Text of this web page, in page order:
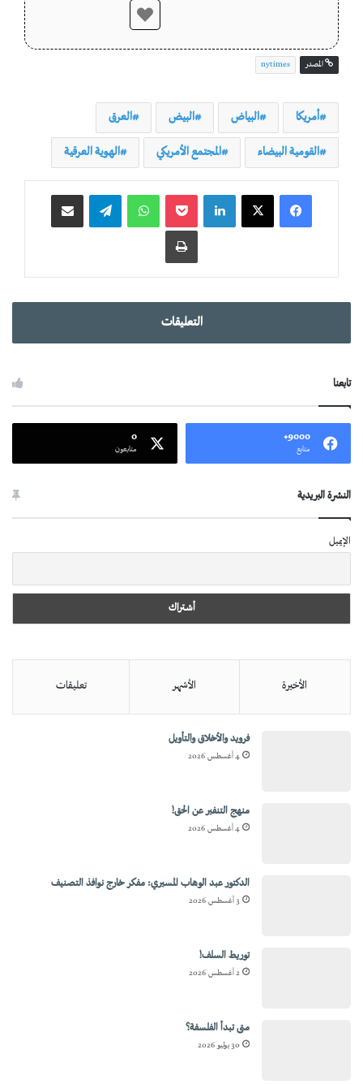
المصدر nytimes
أمريكا البياض البيض العرق
القومية البيضاء المجتمع الأمريكي الهوية العرقية
واتساب
التعليقات
تابعنا
9000+
متابع
0
متابعون
النشرة البريدية
الإيميل
الأخيرة الأشهر تعليقات
فرويد والأخلاق والتأويل
4 أغسطس 2026
منهج التنفير عن الحق!
4 أغسطس 2026
الدكتور عبد الوهاب المسيري: مفكر خارج نوافذ التصنيف
3 أغسطس 2026
توريط السلف!
2 أغسطس 2026
متى تبدأ الفلسفة؟
30 يوليو 2026